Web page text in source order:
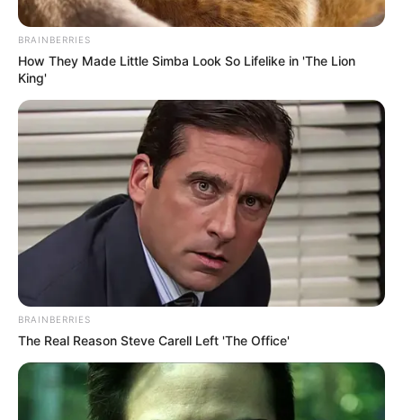
BRAINBERRIES
How They Made Little Simba Look So Lifelike in 'The Lion
King'
BRAINBERRIES
The Real Reason Steve Carell Left 'The Office'